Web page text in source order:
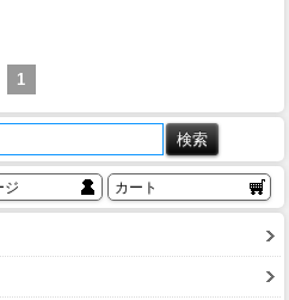
1
ジ カート